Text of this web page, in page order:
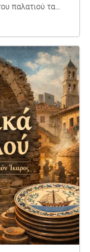
παλατιού τα
συνθέτουν
Ο περίπατος
το Παλάτι του
οδηγεί σε
ιστορική
υπήρξαν χώροι
αντοχής. Πάρα
καταπατήσεις οι
το ρόλο τους ως
Τέλος,
Ιωάννου, την
από την Ιστορία
την
η
του να ζεις